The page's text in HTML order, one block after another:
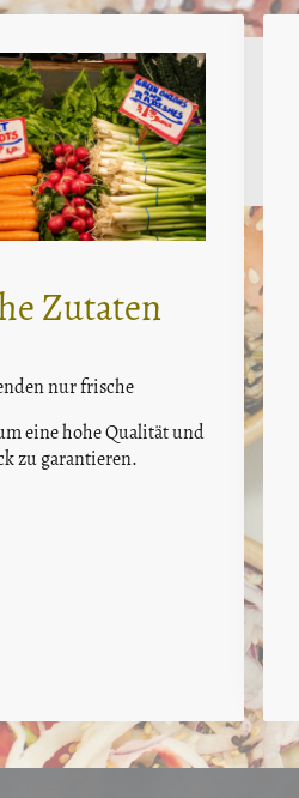
Zutaten
nur frische
eine hohe Qualität und
zu garantieren.